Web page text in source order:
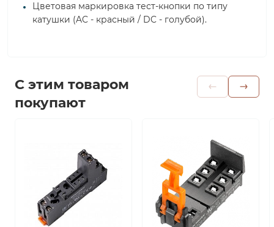
Цветовая маркировка тест-кнопки по типу
катушки (AC - красный / DC - голубой).
С этим товаром
покупают